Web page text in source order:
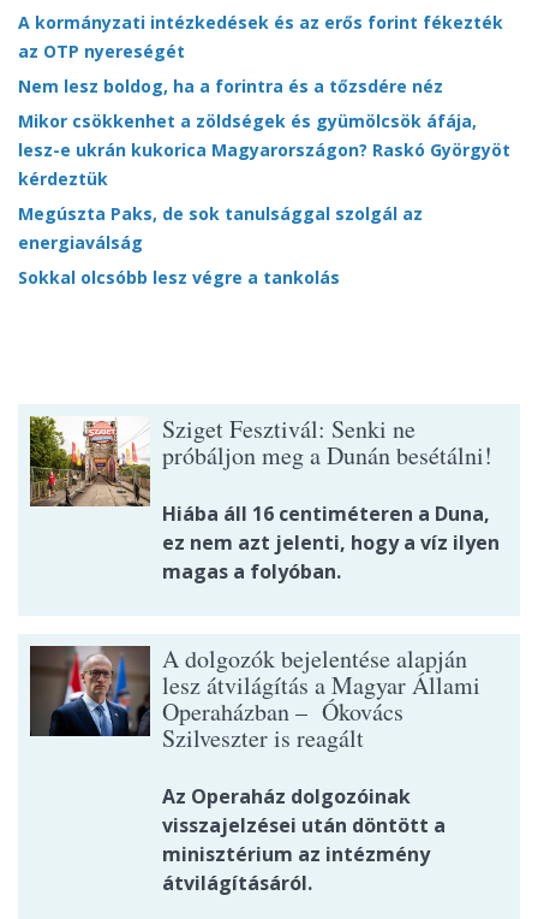
A kormányzati intézkedések és az erős forint fékezték
az OTP nyereségét
Nem lesz boldog, ha a forintra és a tőzsdére néz
Mikor csökkenhet a zöldségek és gyümölcsök áfája,
lesz-e ukrán kukorica Magyarországon? Raskó Györgyöt
kérdeztük
Megúszta Paks, de sok tanulsággal szolgál az
energiaválság
Sokkal olcsóbb lesz végre a tankolás
Sziget Fesztivál: Senki ne
próbáljon meg a Dunán besétálni!
Hiába áll 16 centiméteren a Duna,
ez nem azt jelenti, hogy a víz ilyen
magas a folyóban.
A dolgozók bejelentése alapján
lesz átvilágítás a Magyar Állami
Operaházban – Ókovács
Szilveszter is reagált
Az Operaház dolgozóinak
visszajelzései után döntött a
minisztérium az intézmény
átvilágításáról.